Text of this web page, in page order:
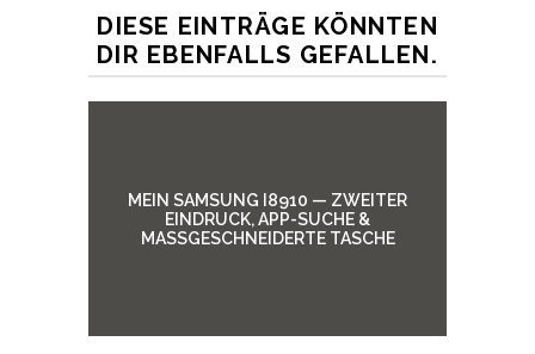
DIESE EINTRÄGE KÖNNTEN
DIR EBENFALLS GEFALLEN.
MEIN SAMSUNG I8910 — ZWEITER
EINDRUCK, APP-SUCHE &
MASSGESCHNEIDERTE TASCHE